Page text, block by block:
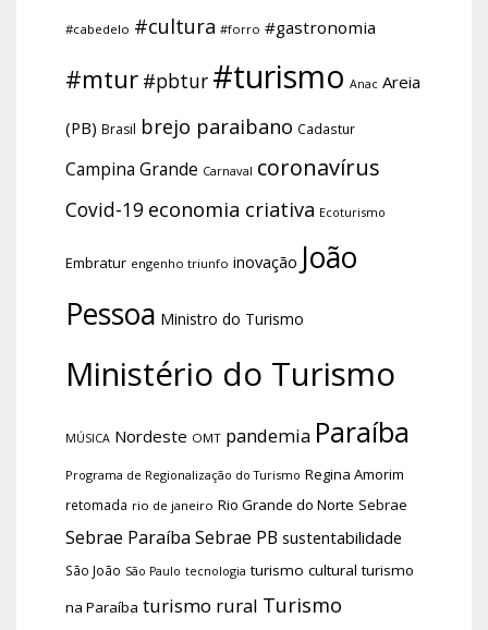
#cabedelo #cultura #forro #gastronomia
#mtur #pbtur #turismo Anac Areia
(PB) Brasil brejo paraibano Cadastur
Campina Grande Carnaval coronavírus
Covid-19 economia criativa Ecoturismo
Embratur engenho triunfo inovação João
Pessoa Ministro do Turismo
Ministério do Turismo
MÚSICA Nordeste OMT pandemia Paraíba
Programa de Regionalização do Turismo Regina Amorim
retomada rio de janeiro Rio Grande do Norte Sebrae
Sebrae Paraíba Sebrae PB sustentabilidade
São João São Paulo tecnologia turismo cultural turismo
na Paraíba turismo rural Turismo